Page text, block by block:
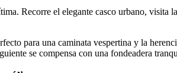
Recorre el elegante casco urbano, visita
para una caminata vespertina y la
se compensa con una fondeadera